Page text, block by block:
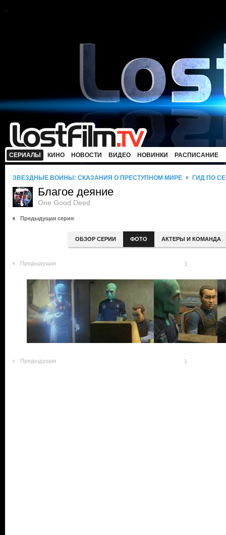
СЕРИАЛЫ КИНО НОВОСТИ ВИДЕО НОВИНКИ РАСПИСАНИЕ
ЗВЕЗДНЫЕ ВОЙНЫ: СКАЗАНИЯ О ПРЕСТУПНОМ МИРЕ ГИД ПО
Благое деяние
One Good Deed
Предыдущая серия
ОБЗОР СЕРИИ ФОТО АКТЕРЫ И КОМАНДА
Предыдущая 1
Предыдущая 1